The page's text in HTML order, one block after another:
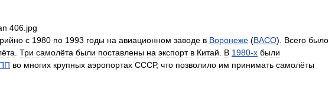
с 1980 по 1993 годы на авиационном заводе в Воронеже (ВАСО). Всего было
. Три самолёта были поставлены на экспорт в Китай. В 1980-х были
во многих крупных аэропортах СССР, что позволило им принимать самолёты